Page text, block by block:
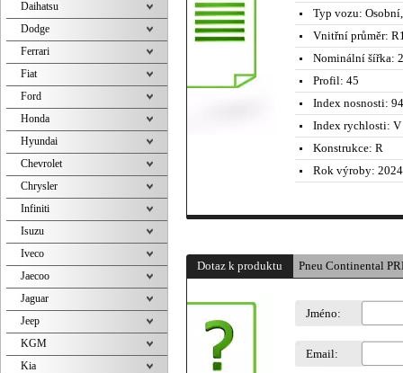
Typ vozu:
Vnitřní průměr:
Nominální šířka:
Profil: 45
Index nosnosti:
Index rychlosti: V
Konstrukce: R
Rok výroby:
Dotaz k produktu Pneu Continental
Jméno:
Email:
Daihatsu
Dodge
Ferrari
Fiat
Ford
Honda
Hyundai
Chevrolet
Chrysler
Infiniti
Isuzu
Iveco
Jaecoo
Jaguar
Jeep
KGM
Kia